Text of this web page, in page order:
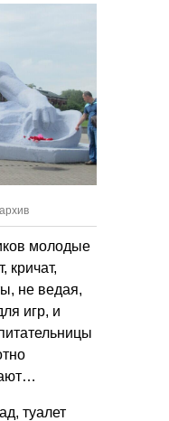
молодые
кричат,
не ведая,
игр, и
туалет